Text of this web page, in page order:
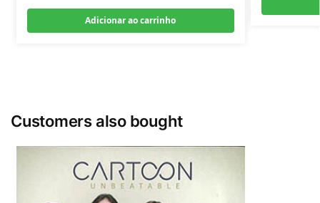
Adicionar ao carrinho
Customers also bought